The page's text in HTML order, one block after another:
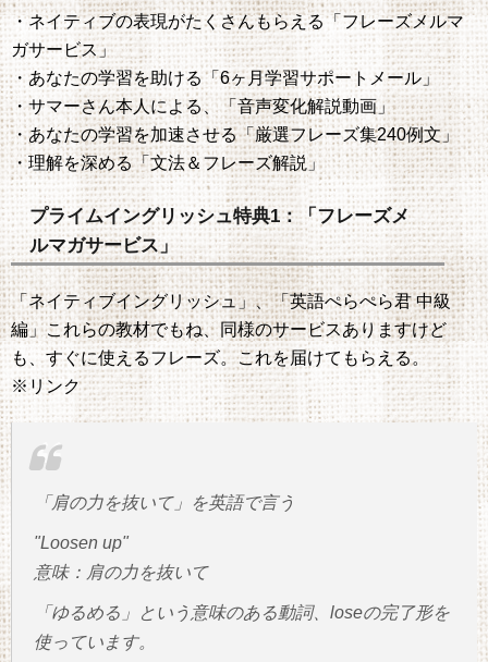
・ネイティブの表現がたくさんもらえる「フレーズメルマ
ガサービス」
・あなたの学習を助ける「6ヶ月学習サポートメール」
・サマーさん本人による、「音声変化解説動画」
・あなたの学習を加速させる「厳選フレーズ集240例文」
・理解を深める「文法＆フレーズ解説」
プライムイングリッシュ特典1：「フレーズメ
ルマガサービス」
「ネイティブイングリッシュ」、「英語ぺらぺら君 中級
編」これらの教材でもね、同様のサービスありますけど
も、すぐに使えるフレーズ。これを届けてもらえる。
※リンク
「肩の力を抜いて」を英語で言う
"Loosen up"
意味：肩の力を抜いて
「ゆるめる」という意味のある動詞、loseの完了形を
使っています。